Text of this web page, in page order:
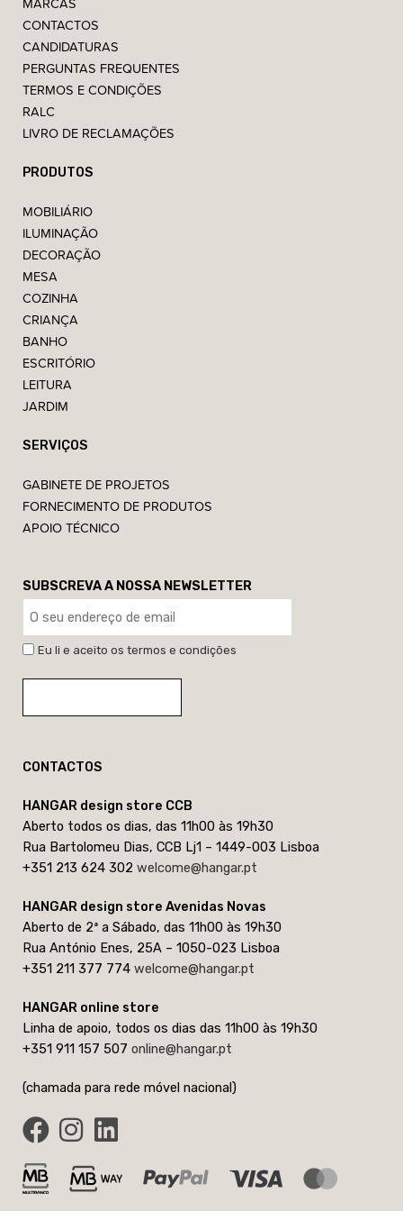
CONTACTOS
CANDIDATURAS
PERGUNTAS FREQUENTES
TERMOS E CONDIÇÕES
RALC
LIVRO DE RECLAMAÇÕES
PRODUTOS
MOBILIÁRIO
ILUMINAÇÃO
DECORAÇÃO
MESA
COZINHA
CRIANÇA
BANHO
ESCRITÓRIO
LEITURA
JARDIM
SERVIÇOS
GABINETE DE PROJETOS
FORNECIMENTO DE PRODUTOS
APOIO TÉCNICO
SUBSCREVA A NOSSA NEWSLETTER
Eu li e aceito os termos e condições
CONTACTOS
HANGAR design store CCB
Aberto todos os dias, das 11h00 às 19h30
Rua Bartolomeu Dias, CCB Lj1 – 1449-003 Lisboa
+351 213 624 302 welcome@hangar.pt
HANGAR design store Avenidas Novas
Aberto de 2ª a Sábado, das 11h00 às 19h30
Rua António Enes, 25A – 1050-023 Lisboa
+351 211 377 774 welcome@hangar.pt
HANGAR online store
Linha de apoio, todos os dias das 11h00 às 19h30
+351 911 157 507 online@hangar.pt
(chamada para rede móvel nacional)